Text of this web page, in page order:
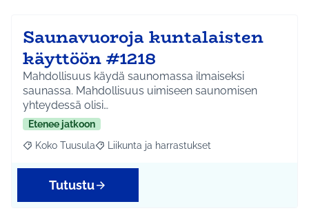
Saunavuoroja kuntalaisten
käyttöön #1218
Mahdollisuus käydä saunomassa ilmaiseksi
saunassa. Mahdollisuus uimiseen saunomisen
yhteydessä olisi…
Etenee jatkoon
Rajaa tulokset aihepiirin mukaan: Koko Tuusula
Koko Tuusula Rajaa tulokset teeman mukaan: Liikunta ja
Liikunta ja harrastukset
Tutustu